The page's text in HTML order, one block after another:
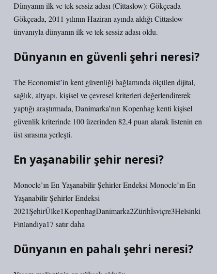
Dünyanın ilk ve tek sessiz adası (Cittaslow): Gökçeada
Gökçeada, 2011 yılının Haziran ayında aldığı Cittaslow
ünvanıyla dünyanın ilk ve tek sessiz adası oldu.
Dünyanın en güvenli şehri neresi?
The Economist’in kent güvenliği bağlamında ölçülen dijital,
sağlık, altyapı, kişisel ve çevresel kriterleri değerlendirerek
yaptığı araştırmada, Danimarka’nın Kopenhag kenti kişisel
güvenlik kriterinde 100 üzerinden 82,4 puan alarak listenin en
üst sırasına yerleşti.
En yaşanabilir şehir neresi?
Monocle’ın En Yaşanabilir Şehirler Endeksi Monocle’ın En
Yaşanabilir Şehirler Endeksi
2021ŞehirÜlke1KopenhagDanimarka2Zürihİsviçre3Helsinki
Finlandiya17 satır daha
Dünyanın en pahalı şehri neresi?